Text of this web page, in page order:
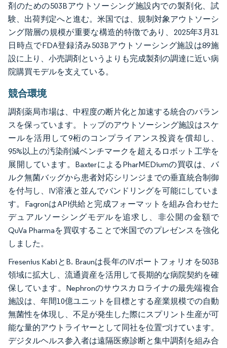
剤のための503Bアウトソーシング施設内での製剤化、試
験、出荷判定へと進む。米国では、規制対象アウトソーシ
ング階層の規模が重要な構造的特徴であり、2025年3月31
日時点でFDA登録済み503Bアウトソーシング施設は89施
設に上り、小売調剤というよりも完成製剤の調達に近い病
院購買モデルを支えている。
競合環境
調剤薬局市場は、中程度の断片化と加速する統合のバラン
スを保っています。トップのアウトソーシング施設はスケ
ールを活用して9桁のコンプライアンス投資を償却し、
95%以上の汚染削減ベンチマークを超えるロボット工学を
展開しています。BaxterによるPharMEDiumの買収は、バ
ルク無菌バッグから患者対応シリンジまでの垂直統合制御
を付与し、IV溶液と並んでバンドリングを可能にしていま
す。FagronはAPI供給と完成フォーマットを組み合わせた
デュアルソーシングモデルを追求し、非公開の金額で
QuVa Pharmaを買収することで米国でのプレゼンスを強化
しました。
Fresenius KabiとB. Braunは長年のIVポートフォリオを503B
領域に拡大し、流通資産を活用して長期的な病院契約を確
保しています。Nephronのサウスカロライナの最先端複合
施設は、年間10億ユニットを目標とする産業規模での自動
無菌性を体現し、不足が発生した際にスプリント生産が可
能な量的アウトライヤーとして同社を位置づけています。
デジタルヘルス参入者は遠隔医療診断と集中調剤を組み合